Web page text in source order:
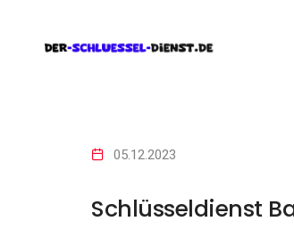
05.12.2023
Schlüsseldienst